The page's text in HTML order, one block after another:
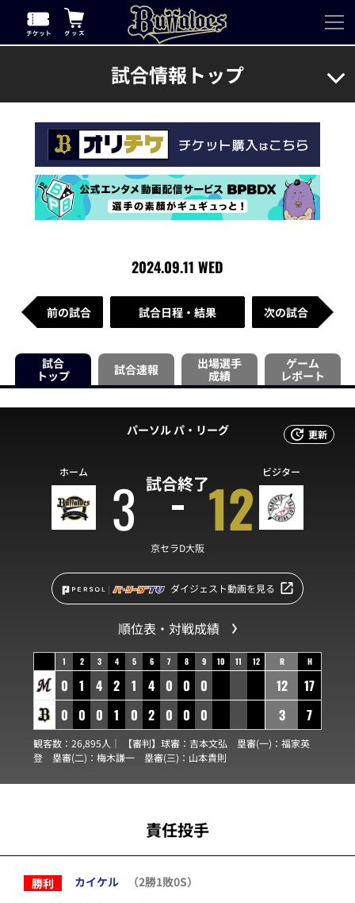
試合情報トップ
2024.09.11 WED
前の試合 試合日程・結果 次の試合
試合
トップ
試合速報
出場選手
成績
ゲーム
レポート
更新
パーソル パ・リーグ
試合終了
ホーム 3 12 ビジター
京セラD大阪
ダイジェスト動画を見る
順位表・対戦成績
1 2 3 4 5 6 7 8 9 10 11 12
0 1 4 2 1 4 0 0 0
0 0 0 1 0 2 0 0 0
R H
12
17
3
7
観客数：26,895人｜ 【審判】球審： 吉本文弘 塁審(一)： 福家英
登 塁審(二)： 梅木謙一 塁審(三)： 山本貴則
責任投手
勝利 カイケル
（2勝1敗0S）